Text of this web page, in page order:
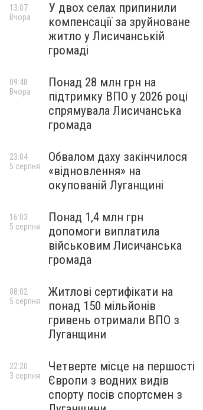
У двох селах припинили
компенсації за зруйноване
житло у Лисичанській
громаді
13:07
Вчора
Понад 28 млн грн на
підтримку ВПО у 2026 році
спрямувала Лисичанська
громада
09:48
Вчора
Обвалом даху закінчилося
«відновлення» на
окупованій Луганщині
23:04
5 серпня
Понад 1,4 млн грн
допомоги виплатила
військовим Лисичанська
громада
16:03
5 серпня
Житлові сертифікати на
понад 150 мільйонів
гривень отримали ВПО з
Луганщини
08:02
5 серпня
Четверте місце на першості
Європи з водних видів
спорту посів спортсмен з
22:20
3 серпня